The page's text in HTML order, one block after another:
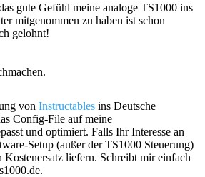
gute Gefühl meine analoge TS1000 ins
mitgenommen zu haben ist schon
gelohnt!
von Instructables ins Deutsche
Config-File auf meine
und optimiert. Falls Ihr Interesse an
Setup (außer der TS1000 Steuerung)
Kostenersatz liefern. Schreibt mir einfach